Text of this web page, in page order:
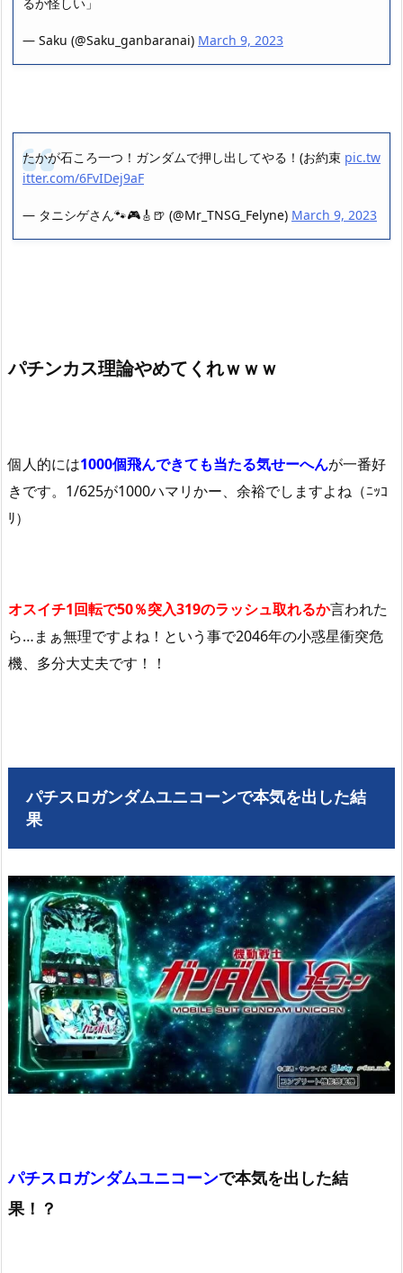
— Saku (@Saku_ganbaranai) March 9, 2023
たかが石ころ一つ！ガンダムで押し出してやる！(お約束 pic.tw
itter.com/6FvIDej9aF
— タニシゲさん🐾🎮🎸🍺 (@Mr_TNSG_Felyne) March 9, 2023
パチンカス理論やめてくれｗｗｗ
個人的には1000個飛んできても当たる気せーへんが一番好
きです。1/625が1000ハマリかー、余裕でしますよね（ﾆｯｺ
ﾘ）
オスイチ1回転で50％突入319のラッシュ取れるか言われた
ら…まぁ無理ですよね！という事で2046年の小惑星衝突危
機、多分大丈夫です！！
パチスロガンダムユニコーンで本気を出した結
果
パチスロガンダムユニコーンで本気を出した結
果！？